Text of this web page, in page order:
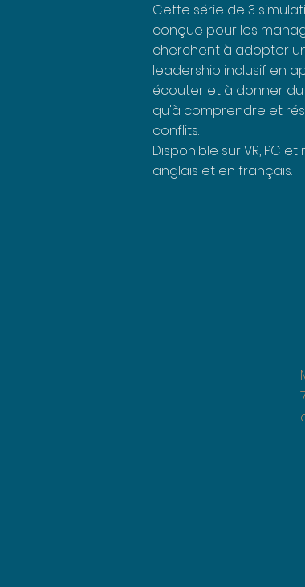
Cette série de 3
conçue pour les
cherchent à adopter
leadership inclusif en
écouter et à donner
qu'à comprendre et
conflits.
Disponible sur VR, PC
anglais et en français.